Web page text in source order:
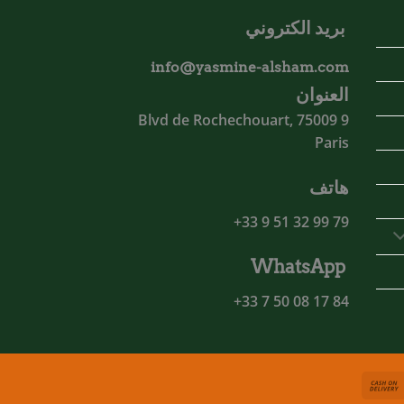
بريد الكتروني
info@yasmine-alsham.com
العنوان
9 Blvd de Rochechouart, 75009
Paris
هاتف
79 99 32 51 9 33+
84 17 08 50 7 33+